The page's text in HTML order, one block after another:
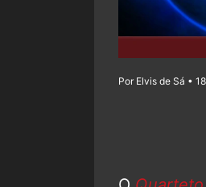
Por Elvis de Sá •